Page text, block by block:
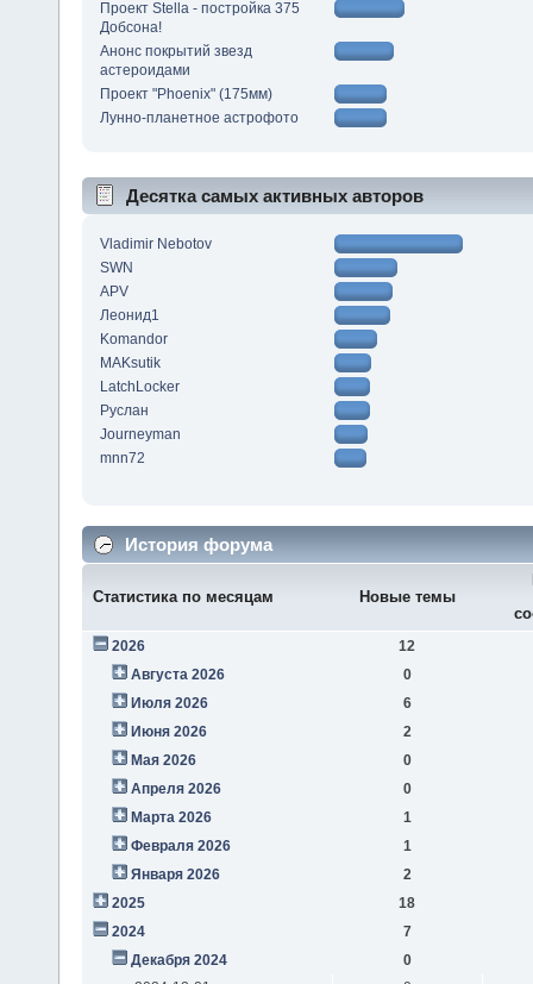
Проект Stella - постройка 375
Добсона!
Анонс покрытий звезд
астероидами
Проект "Phoenix" (175мм)
Лунно-планетное астрофото
Десятка самых активных авторов
Vladimir Nebotov
SWN
APV
Леонид1
Komandor
MAKsutik
LatchLocker
Руслан
Journeyman
mnn72
История форума
Статистика по месяцам Новые темы
2026
12
Августа 2026
0
Июля 2026
6
Июня 2026
2
Мая 2026
0
Апреля 2026
0
Марта 2026
1
Февраля 2026
1
Января 2026
2
2025
18
2024
7
Декабря 2024
0